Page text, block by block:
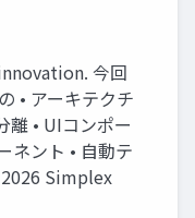
今回
• アーキテクチ
離 • UIコンポー
ネント • 自動テ
Simplex